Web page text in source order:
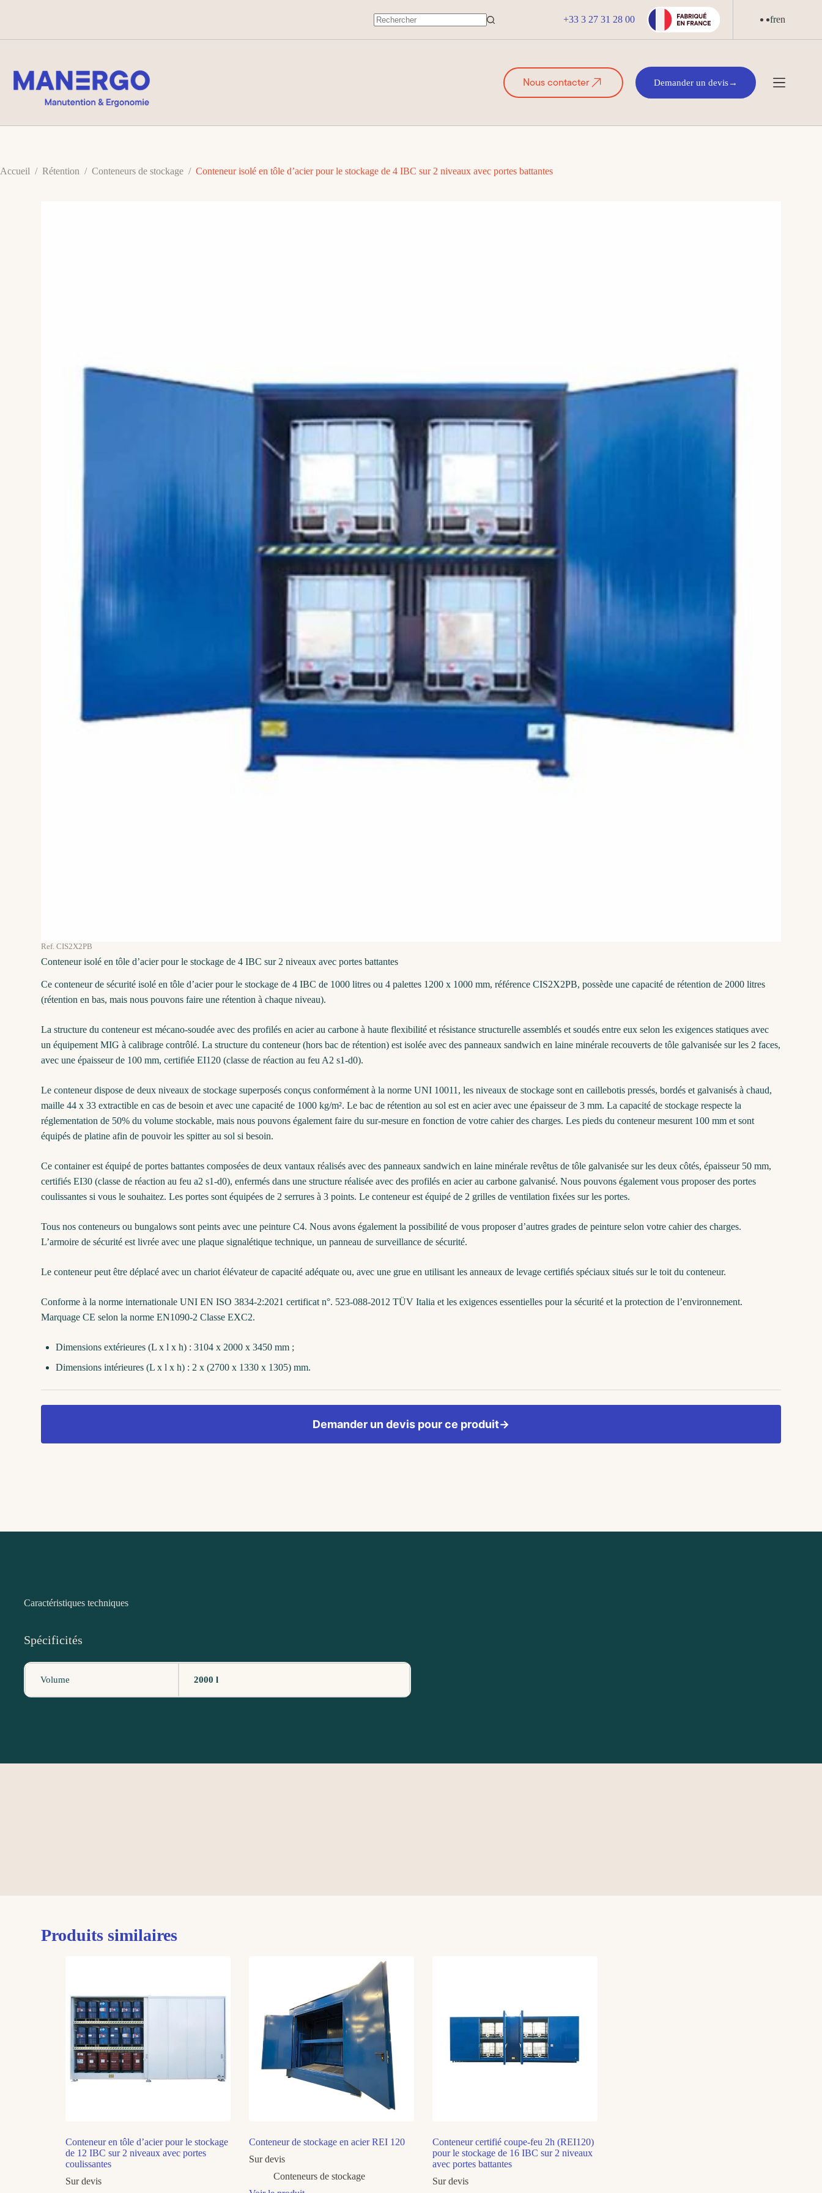
+33 3 27 31 28 00 fren
Nous contacter Demander un devis→
Accueil / Rétention / Conteneurs de stockage / Conteneur isolé en tôle d’acier pour le stockage de 4 IBC sur 2 niveaux avec portes battantes
Ref. CIS2X2PB
Conteneur isolé en tôle d’acier pour le stockage de 4 IBC sur 2 niveaux avec portes battantes
Ce conteneur de sécurité isolé en tôle d’acier pour le stockage de 4 IBC de 1000 litres ou 4 palettes 1200 x 1000 mm, référence CIS2X2PB, possède une capacité de rétention de 2000 litres
(rétention en bas, mais nous pouvons faire une rétention à chaque niveau).
La structure du conteneur est mécano-soudée avec des profilés en acier au carbone à haute flexibilité et résistance structurelle assemblés et soudés entre eux selon les exigences statiques avec
un équipement MIG à calibrage contrôlé. La structure du conteneur (hors bac de rétention) est isolée avec des panneaux sandwich en laine minérale recouverts de tôle galvanisée sur les 2 faces,
avec une épaisseur de 100 mm, certifiée EI120 (classe de réaction au feu A2 s1-d0).
Le conteneur dispose de deux niveaux de stockage superposés conçus conformément à la norme UNI 10011, les niveaux de stockage sont en caillebotis pressés, bordés et galvanisés à chaud,
maille 44 x 33 extractible en cas de besoin et avec une capacité de 1000 kg/m². Le bac de rétention au sol est en acier avec une épaisseur de 3 mm. La capacité de stockage respecte la
réglementation de 50% du volume stockable, mais nous pouvons également faire du sur-mesure en fonction de votre cahier des charges. Les pieds du conteneur mesurent 100 mm et sont
équipés de platine afin de pouvoir les spitter au sol si besoin.
Ce container est équipé de portes battantes composées de deux vantaux réalisés avec des panneaux sandwich en laine minérale revêtus de tôle galvanisée sur les deux côtés, épaisseur 50 mm,
certifiés EI30 (classe de réaction au feu a2 s1-d0), enfermés dans une structure réalisée avec des profilés en acier au carbone galvanisé. Nous pouvons également vous proposer des portes
coulissantes si vous le souhaitez. Les portes sont équipées de 2 serrures à 3 points. Le conteneur est équipé de 2 grilles de ventilation fixées sur les portes.
Tous nos conteneurs ou bungalows sont peints avec une peinture C4. Nous avons également la possibilité de vous proposer d’autres grades de peinture selon votre cahier des charges.
L’armoire de sécurité est livrée avec une plaque signalétique technique, un panneau de surveillance de sécurité.
Le conteneur peut être déplacé avec un chariot élévateur de capacité adéquate ou, avec une grue en utilisant les anneaux de levage certifiés spéciaux situés sur le toit du conteneur.
Conforme à la norme internationale UNI EN ISO 3834-2:2021 certificat n°. 523-088-2012 TÜV Italia et les exigences essentielles pour la sécurité et la protection de l’environnement.
Marquage CE selon la norme EN1090-2 Classe EXC2.
Dimensions extérieures (L x l x h) : 3104 x 2000 x 3450 mm ;
Dimensions intérieures (L x l x h) : 2 x (2700 x 1330 x 1305) mm.
Demander un devis pour ce produit→
Caractéristiques techniques
Spécificités
Volume 2000 l
Produits similaires
Conteneur en tôle d’acier pour le stockage
de 12 IBC sur 2 niveaux avec portes
coulissantes
Sur devis
Conteneur de stockage en acier REI 120
Sur devis
Conteneurs de stockage
Conteneur certifié coupe-feu 2h (REI120)
pour le stockage de 16 IBC sur 2 niveaux
avec portes battantes
Sur devis